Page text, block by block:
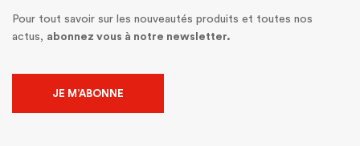
Pour tout savoir sur les nouveautés produits et toutes nos
actus, abonnez vous à notre newsletter.
JE M’ABONNE